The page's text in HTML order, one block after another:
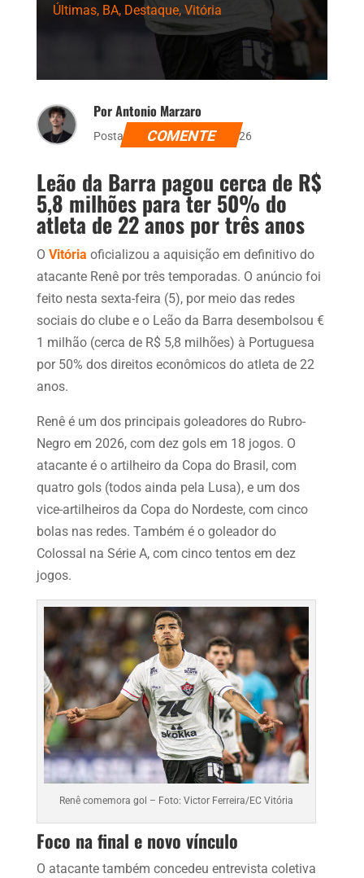
Últimas, BA, Destaque, Vitória
Por Antonio Marzaro
Postado dia 5 de junho de 2026
COMENTE
Leão da Barra pagou cerca de R$
5,8 milhões para ter 50% do
atleta de 22 anos por três anos
O Vitória oficializou a aquisição em definitivo do
atacante Renê por três temporadas. O anúncio foi
feito nesta sexta-feira (5), por meio das redes
sociais do clube e o Leão da Barra desembolsou €
1 milhão (cerca de R$ 5,8 milhões) à Portuguesa
por 50% dos direitos econômicos do atleta de 22
anos.
Renê é um dos principais goleadores do Rubro-
Negro em 2026, com dez gols em 18 jogos. O
atacante é o artilheiro da Copa do Brasil, com
quatro gols (todos ainda pela Lusa), e um dos
vice-artilheiros da Copa do Nordeste, com cinco
bolas nas redes. Também é o goleador do
Colossal na Série A, com cinco tentos em dez
jogos.
Renê comemora gol – Foto: Victor Ferreira/EC Vitória
Foco na final e novo vínculo
O atacante também concedeu entrevista coletiva